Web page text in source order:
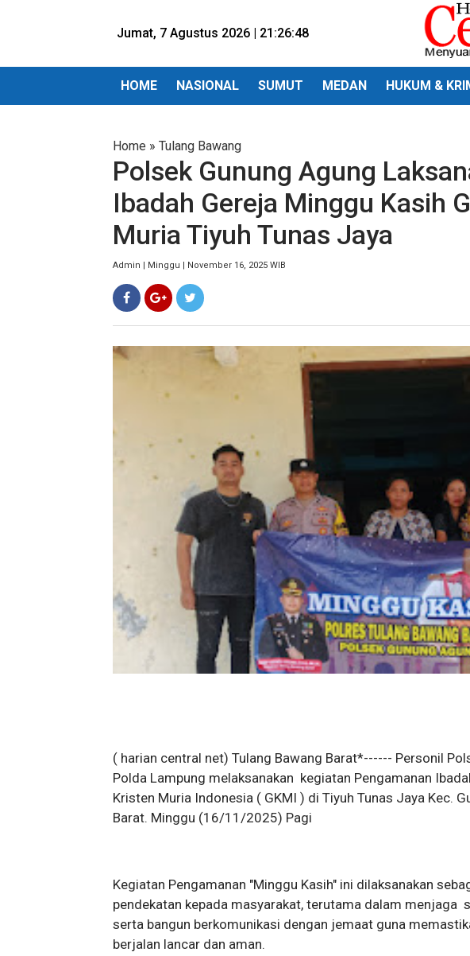
Jumat, 7 Agustus 2026 | 21:26:49
HOME NASIONAL SUMUT MEDAN HUKUM &
Home » Tulang Bawang
Polsek Gunung Agung
Ibadah Gereja Minggu Kasih
Muria Tiyuh Tunas Jaya
Admin | Minggu | November 16, 2025 WIB
( harian central net) Tulang Bawang Barat*------ Personil
Polda Lampung melaksanakan kegiatan Pengamanan
Kristen Muria Indonesia ( GKMI ) di Tiyuh Tunas Jaya Kec.
Barat. Minggu (16/11/2025) Pagi
Kegiatan Pengamanan "Minggu Kasih" ini dilaksanakan
pendekatan kepada masyarakat, terutama dalam menjaga
serta bangun berkomunikasi dengan jemaat guna
berjalan lancar dan aman.